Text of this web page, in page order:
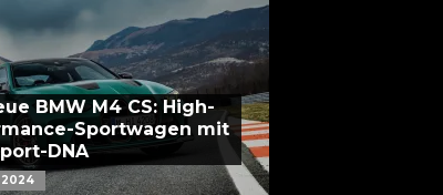
BMW M4 CS: High-
Sportwagen mit
DNA
2024